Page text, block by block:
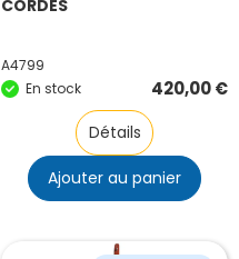
CORDES
A4799
En stock
420,00€
Détails
Ajouter au panier